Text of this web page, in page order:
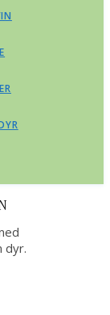
dyr.